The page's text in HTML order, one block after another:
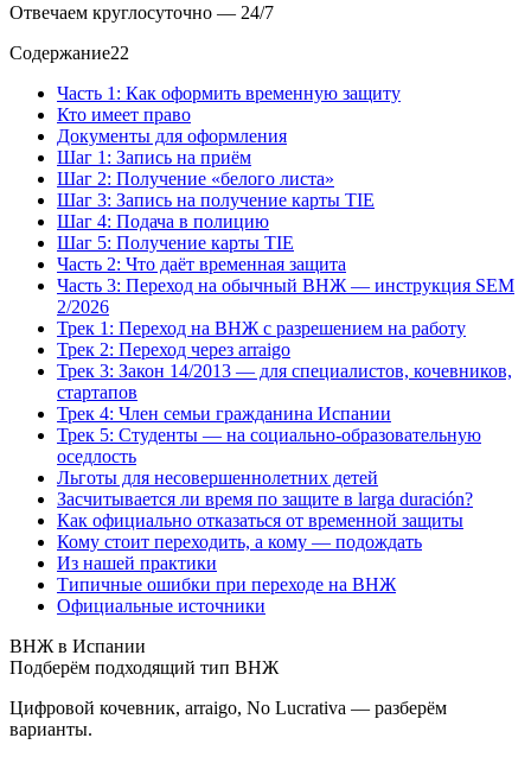
Отвечаем круглосуточно — 24/7
Содержание22
Часть 1: Как оформить временную защиту
Кто имеет право
Документы для оформления
Шаг 1: Запись на приём
Шаг 2: Получение «белого листа»
Шаг 3: Запись на получение карты TIE
Шаг 4: Подача в полицию
Шаг 5: Получение карты TIE
Часть 2: Что даёт временная защита
Часть 3: Переход на обычный ВНЖ — инструкция SEM
2/2026
Трек 1: Переход на ВНЖ с разрешением на работу
Трек 2: Переход через arraigo
Трек 3: Закон 14/2013 — для специалистов, кочевников,
стартапов
Трек 4: Член семьи гражданина Испании
Трек 5: Студенты — на социально-образовательную
оседлость
Льготы для несовершеннолетних детей
Засчитывается ли время по защите в larga duración?
Как официально отказаться от временной защиты
Кому стоит переходить, а кому — подождать
Из нашей практики
Типичные ошибки при переходе на ВНЖ
Официальные источники
ВНЖ в Испании
Подберём подходящий тип ВНЖ
Цифровой кочевник, arraigo, No Lucrativa — разберём
варианты.